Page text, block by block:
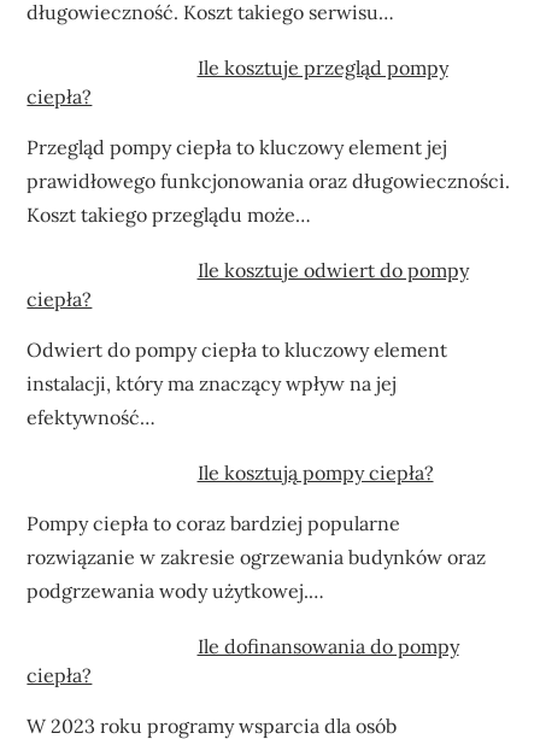
długowieczność. Koszt takiego serwisu…
Ile kosztuje przegląd pompy
ciepła?
Przegląd pompy ciepła to kluczowy element jej
prawidłowego funkcjonowania oraz długowieczności.
Koszt takiego przeglądu może…
Ile kosztuje odwiert do pompy
ciepła?
Odwiert do pompy ciepła to kluczowy element
instalacji, który ma znaczący wpływ na jej
efektywność…
Ile kosztują pompy ciepła?
Pompy ciepła to coraz bardziej popularne
rozwiązanie w zakresie ogrzewania budynków oraz
podgrzewania wody użytkowej.…
Ile dofinansowania do pompy
ciepła?
W 2023 roku programy wsparcia dla osób